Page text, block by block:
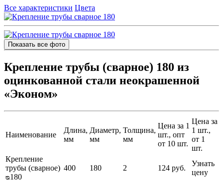
Все характеристики Цвета
Показать все фото
Крепление трубы (сварное) 180 из
оцинкованной стали неокрашенной
«Эконом»
Наименование
Длина,
мм
Диаметр,
мм
Толщина,
мм
Цена за 1
шт., опт
от 10 шт.
Цена за
1 шт.,
от 1
шт.
Крепление
трубы (сварное)
ᴓ180
400 180 2 124 руб.
Узнать
цену